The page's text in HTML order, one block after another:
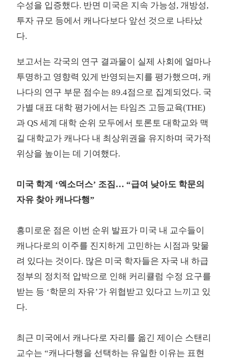
수성을 입증했다. 반면 미국은 지속 가능성, 개방성,
투자 규모 등에서 캐나다보다 앞선 것으로 나타났
다.
보고서는 각국의 연구 결과물이 실제 사회에 얼마나
투명하고 영향력 있게 반영되는지를 평가했으며, 캐
나다의 연구 부문 점수는 89.4점으로 집계되었다. 국
가별 대표 대학 평가에서는 타임즈 고등교육(THE)
과 QS 세계 대학 순위 모두에서 토론토 대학교와 맥
길 대학교가 캐나다 내 최상위권을 유지하며 국가적
위상을 높이는 데 기여했다.
미국 학계 ‘엑소더스’ 조짐… “급여 낮아도 학문의
자유 찾아 캐나다행”
흥미로운 점은 이번 순위 발표가 미국 내 교수들이
캐나다로의 이주를 진지하게 고민하는 시점과 맞물
려 있다는 것이다. 많은 미국 학자들은 자국 내 하급
정부의 정치적 압박으로 인해 커리큘럼 수정 요구를
받는 등 ‘학문의 자유’가 위협받고 있다고 느끼고 있
다.
최근 미국에서 캐나다로 자리를 옮긴 제이슨 스탠리
교수는 “캐나다행을 선택하는 유일한 이유는 표현